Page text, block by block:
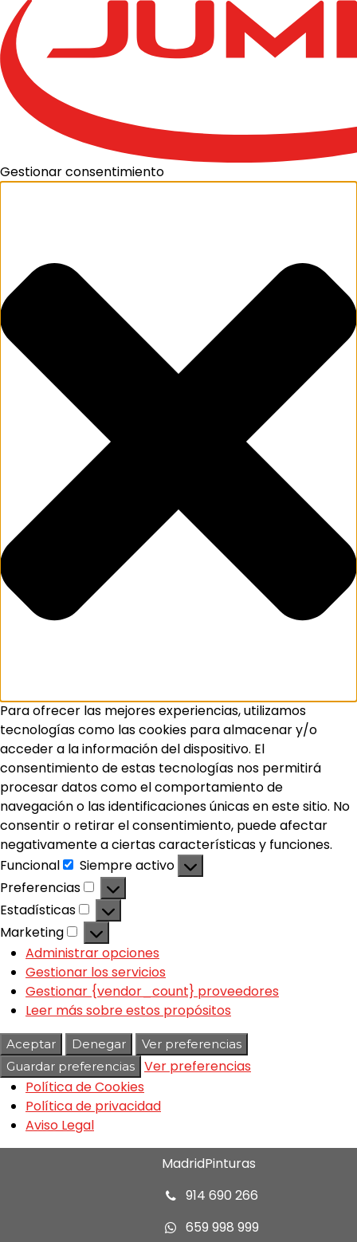
Gestionar consentimiento
Para ofrecer las mejores experiencias, utilizamos
tecnologías como las cookies para almacenar y/o
acceder a la información del dispositivo. El
consentimiento de estas tecnologías nos permitirá
procesar datos como el comportamiento de
navegación o las identificaciones únicas en este sitio. No
consentir o retirar el consentimiento, puede afectar
negativamente a ciertas características y funciones.
Funcional
Siempre activo
Preferencias
Estadísticas
Marketing
Administrar opciones
Gestionar los servicios
Gestionar {vendor_count} proveedores
Leer más sobre estos propósitos
Aceptar Denegar
Ver preferencias
Guardar preferencias
Ver preferencias
Política de Cookies
Política de privacidad
Aviso Legal
MadridPinturas
914 690 266
659 998 999